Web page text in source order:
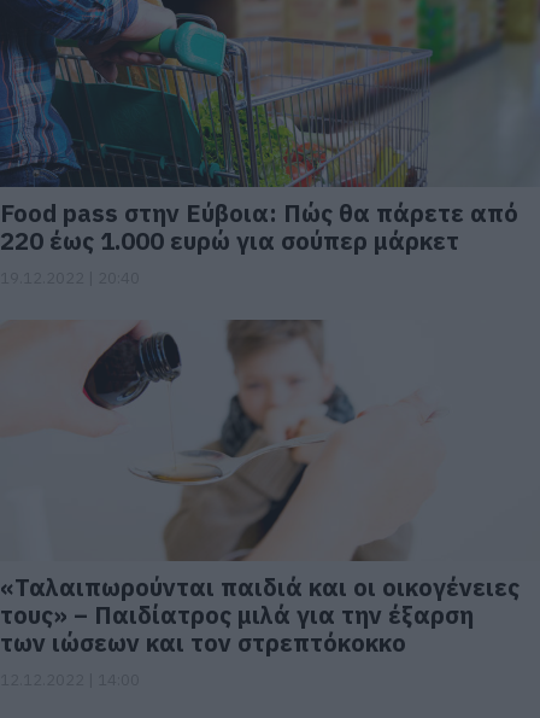
Food pass στην Εύβοια: Πώς θα πάρετε από
220 έως 1.000 ευρώ για σούπερ μάρκετ
«Ταλαιπωρούνται παιδιά και οι οικογένειες
τους» – Παιδίατρος μιλά για την έξαρση
των ιώσεων και τον στρεπτόκοκκο